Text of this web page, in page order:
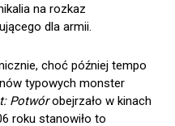
na rozkaz
dla armii.
choć później tempo
typowych monster
Potwórobejrzało w kinach
roku stanowiło to